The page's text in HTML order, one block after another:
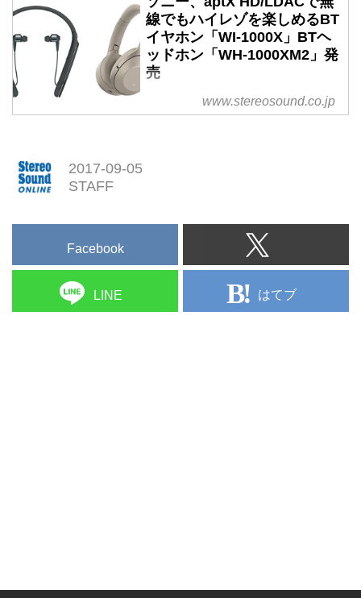
線でもハイレゾを楽しめるBT
イヤホン「WI-1000X」BTヘ
ッドホン「WH-1000XM2」発
売
www.stereosound.co.jp
2017-09-05
STAFF
Facebook
LINE はてブ